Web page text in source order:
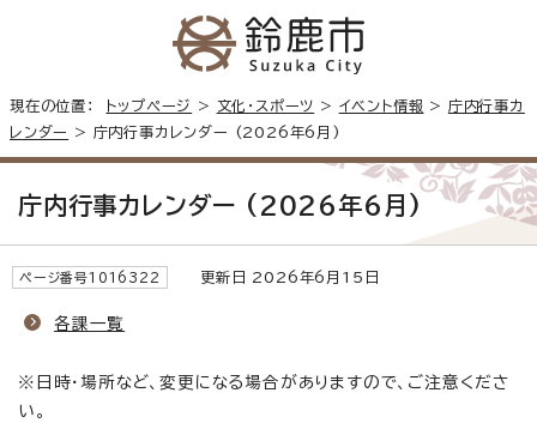
現在の位置： トップページ > 文化・スポーツ > イベント情報 > 庁内行事カ
レンダー
> 庁内行事カレンダー (2026年6月)
庁内行事カレンダー (2026年6月)
ページ番号1016322 更新日 2026年6月15日
各課一覧
※日時・場所など、変更になる場合がありますので、ご注意くださ
い。